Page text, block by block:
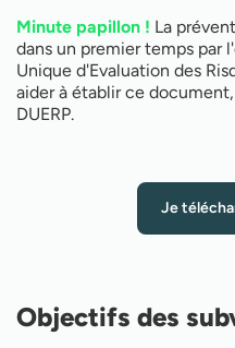
Minute papillon ! La
dans un premier temps par
Unique d'Evaluation des
aider à établir ce
DUERP.
Je
Objectifs des